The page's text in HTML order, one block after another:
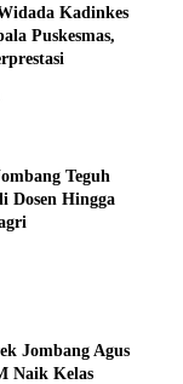
Kadinkes
Puskesmas,
Teguh
Dosen Hingga
Jombang Agus
Naik Kelas